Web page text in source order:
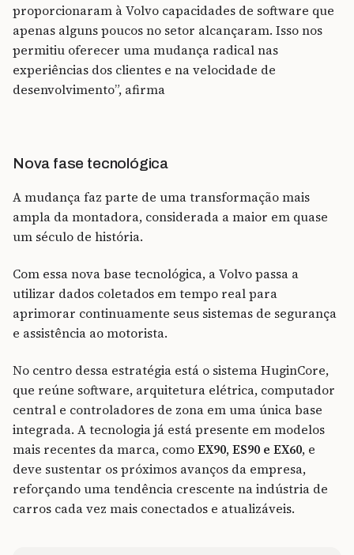
proporcionaram à Volvo capacidades de software que
apenas alguns poucos no setor alcançaram. Isso nos
permitiu oferecer uma mudança radical nas
experiências dos clientes e na velocidade de
desenvolvimento”, afirma
Nova fase tecnológica
A mudança faz parte de uma transformação mais
ampla da montadora, considerada a maior em quase
um século de história.
Com essa nova base tecnológica, a Volvo passa a
utilizar dados coletados em tempo real para
aprimorar continuamente seus sistemas de segurança
e assistência ao motorista.
No centro dessa estratégia está o sistema HuginCore,
que reúne software, arquitetura elétrica, computador
central e controladores de zona em uma única base
integrada. A tecnologia já está presente em modelos
mais recentes da marca, comoEX90, ES90 e EX60, e
deve sustentar os próximos avanços da empresa,
reforçando uma tendência crescente na indústria de
carros cada vez mais conectados e atualizáveis.